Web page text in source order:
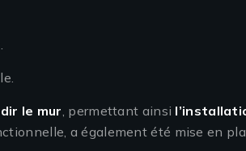
le mur, permettant ainsi
a également été mise en